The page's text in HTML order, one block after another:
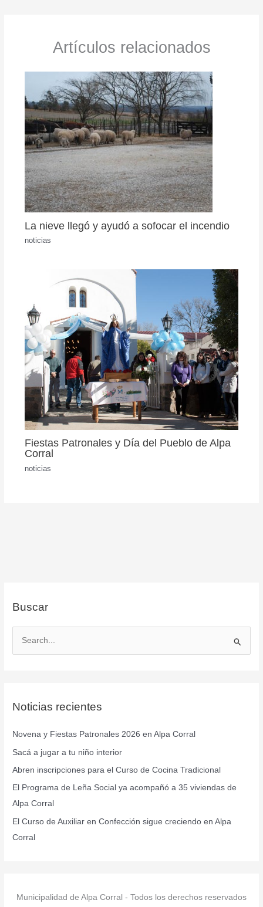
Artículos relacionados
La nieve llegó y ayudó a sofocar el incendio
noticias
Fiestas Patronales y Día del Pueblo de Alpa
Corral
noticias
Buscar
a
p
o
r
:
Noticias recientes
Novena y Fiestas Patronales 2026 en Alpa Corral
Sacá a jugar a tu niño interior
Abren inscripciones para el Curso de Cocina Tradicional
El Programa de Leña Social ya acompañó a 35 viviendas de
Alpa Corral
El Curso de Auxiliar en Confección sigue creciendo en Alpa
Corral
Municipalidad de Alpa Corral - Todos los derechos reservados